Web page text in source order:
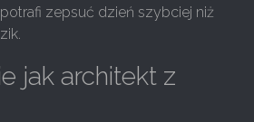
zepsuć dzień szybciej niż
jak architekt z